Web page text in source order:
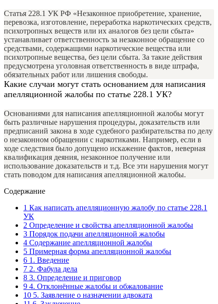
Статья 228.1 УК РФ «Незаконное приобретение, хранение,
перевозка, изготовление, переработка наркотических средств,
психотропных веществ или их аналогов без цели сбыта»
устанавливает ответственность за незаконное обращение со
средствами, содержащими наркотические вещества или
психотропные вещества, без цели сбыта. За такие действия
предусмотрена уголовная ответственность в виде штрафа,
обязательных работ или лишения свободы.
Какие случаи могут стать основанием для написания
апелляционной жалобы по статье 228.1 УК?
Основаниями для написания апелляционной жалобы могут
быть различные нарушения процедуры, доказательств или
предписаний закона в ходе судебного разбирательства по делу
о незаконном обращении с наркотиками. Например, если в
ходе следствия было допущено искажение фактов, неверная
квалификация деяния, незаконное получение или
использование доказательств и т.д. Все эти нарушения могут
стать поводом для написания апелляционной жалобы.
Содержание
1 Как написать апелляционную жалобу по статье 228.1
УК
2 Определение и свойства апелляционной жалобы
3 Порядок подачи апелляционной жалобы
4 Содержание апелляционной жалобы
5 Примерная форма апелляционной жалобы
6 1. Введение
7 2. Фабула дела
8 3. Определение и приговор
9 4. Отклонённые жалобы и обжалование
10 5. Заявление о назначении адвоката